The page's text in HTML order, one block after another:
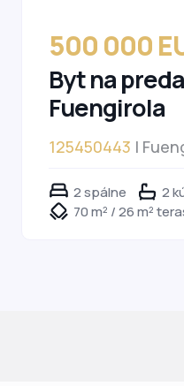
500 000
Byt na
Fuengirola
125450443 |
2 spálne
2
70 m² / 26 m²